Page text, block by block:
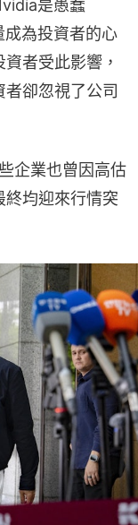
是愚蠢
為投資者的心
者受此影響，
卻忽視了公司
企業也曾因高估
均迎來行情突